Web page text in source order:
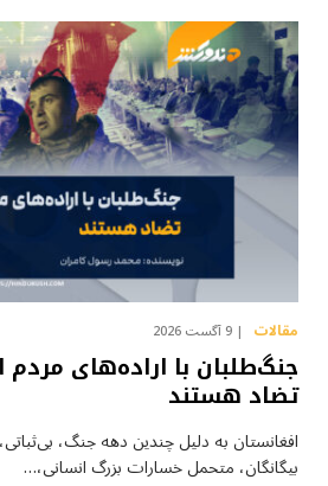
مقالات 9 آگست 2026
جنگ‌طلبان با اراده‌های مردم
تضاد هستند
افغانستان به دلیل چندین دهه جنگ،
بیگانگان، متحمل خسارات بزرگ انسانی،…